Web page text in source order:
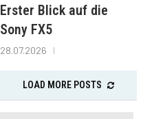
Erster Blick auf die
Sony FX5
28.07.2026
LOAD MORE POSTS